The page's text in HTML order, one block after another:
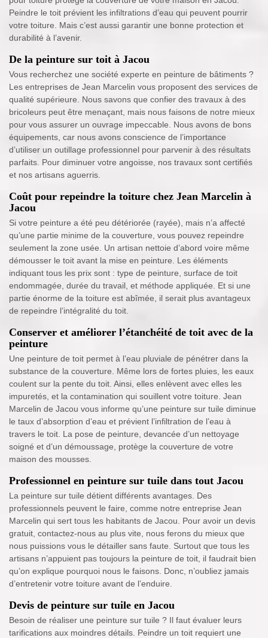
Peindre le toit prévient les infiltrations d’eau qui peuvent pourrir
votre toiture. Mais c’est aussi garantir une bonne protection et
durabilité à l’avenir.
De la peinture sur toit à Jacou
Vous recherchez une société experte en peinture de bâtiments ?
Les entreprises de Jean Marcelin vous proposent des services de
qualité supérieure. Nous savons que confier des travaux à des
bricoleurs peut être menaçant, mais nous faisons de notre mieux
pour vous assurer un ouvrage impeccable. Nous avons de bons
équipements, car nous avons conscience de l’importance
d’utiliser un outillage professionnel pour parvenir à des résultats
parfaits. Pour diminuer votre angoisse, nos travaux sont certifiés
et nos artisans aguerris.
Coût pour repeindre la toiture chez Jean Marcelin à
Jacou
Si votre peinture a été peu détériorée (rayée), mais n’a affecté
qu’une partie minime de la couverture, vous pouvez repeindre
seulement la zone usée. Un artisan nettoie d’abord voire même
démousser le toit avant la mise en peinture. Les éléments
indiquant tous les prix sont : type de peinture, surface de toit
endommagée, durée du travail, et méthode appliquée. Et si une
partie énorme de la toiture est abîmée, il serait plus avantageux
de repeindre l’intégralité du toit.
Conserver et améliorer l’étanchéité de toit avec de la
peinture
Une peinture de toit permet à l’eau pluviale de pénétrer dans la
substance de la couverture. Même lors de fortes pluies, les eaux
coulent sur la pente du toit. Ainsi, elles enlèvent avec elles les
impuretés, et la contamination qui souillent votre toiture. Jean
Marcelin de Jacou vous informe qu’une peinture sur tuile diminue
le taux d’absorption d’eau et prévient l’infiltration de l’eau à
travers le toit. La pose de peinture, devancée d’un nettoyage
soigné et d’un démoussage, protège la couverture de votre
maison des mousses.
Professionnel en peinture sur tuile dans tout Jacou
La peinture sur tuile détient différents avantages. Des
professionnels peuvent le faire, comme notre entreprise Jean
Marcelin qui sert tous les habitants de Jacou. Pour avoir un devis
gratuit, contactez-nous au plus vite, nous ferons du mieux que
nous puissions vous le détailler sans faute. Surtout que tous les
artisans n’appuient pas toujours la peinture de toit, il faudrait bien
qu’on explique pourquoi nous le faisons. Donc, n’oubliez jamais
d’entretenir votre toiture avant de l’enduire.
Devis de peinture sur tuile en Jacou
Besoin de réaliser une peinture sur tuile ? Il faut évaluer leurs
tarifications aux moindres détails. Peindre un toit requiert une